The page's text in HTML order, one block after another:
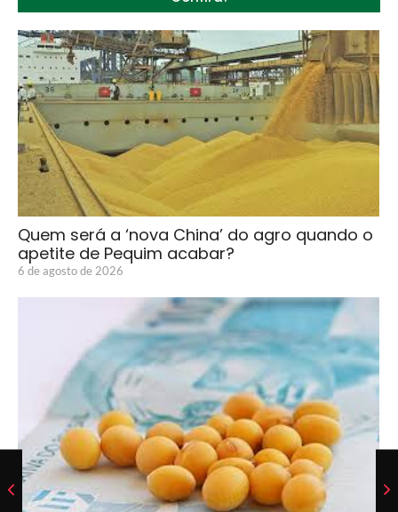
Quem será a ‘nova China’ do agro quando o
apetite de Pequim acabar?
6 de agosto de 2026